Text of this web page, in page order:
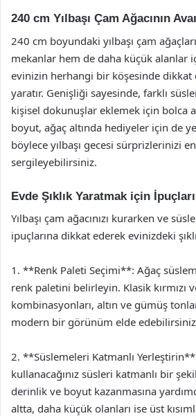
240 cm Yılbaşı Çam Ağacının
240 cm boyundaki yılbaşı çam
mekanlar hem de daha küçük alanlar
evinizin herhangi bir köşesinde
yaratır. Genişliği sayesinde, farklı
kişisel dokunuşlar eklemek için bolca
boyut, ağaç altında hediyeler için de
böylece yılbaşı gecesi sürprizlerinizi
sergileyebilirsiniz.
Evde Şıklık Yaratmak için İpuçları
Yılbaşı çam ağacınızı kurarken ve
ipuçlarına dikkat ederek evinizdeki
1. **Renk Paleti Seçimi**: Ağaç
renk paletini belirleyin. Klasik kırmızı
kombinasyonları, altın ve gümüş
modern bir görünüm elde
2. **Süslemeleri Katmanlı Yerleştirin**:
kullanacağınız süsleri katmanlı bir
derinlik ve boyut kazanmasına
altta, daha küçük olanları ise üst